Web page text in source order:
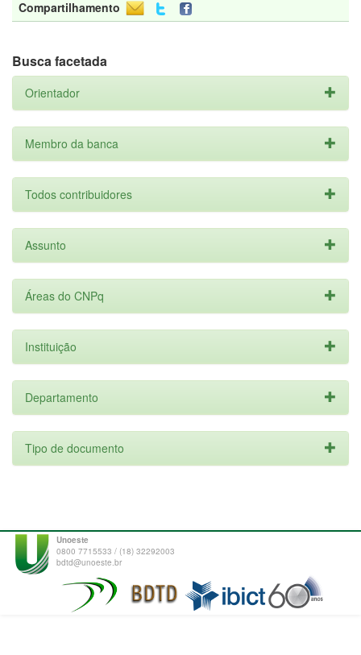
Compartilhamento
Busca facetada
Orientador
Membro da banca
Todos contribuidores
Assunto
Áreas do CNPq
Instituição
Departamento
Tipo de documento
Unoeste
0800 7715533 / (18) 32292003
bdtd@unoeste.br